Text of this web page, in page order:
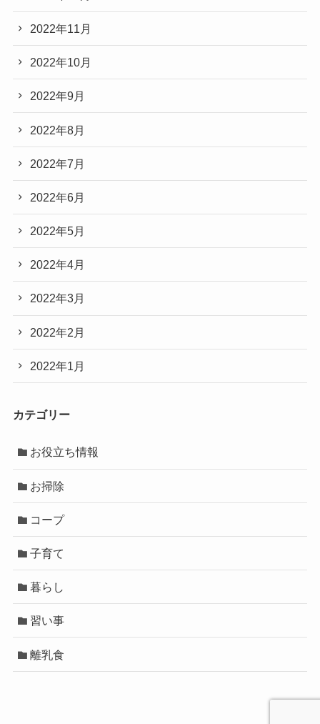
2022年11月
2022年10月
2022年9月
2022年8月
2022年7月
2022年6月
2022年5月
2022年4月
2022年3月
2022年2月
2022年1月
カテゴリー
お役立ち情報
お掃除
コープ
子育て
暮らし
習い事
離乳食